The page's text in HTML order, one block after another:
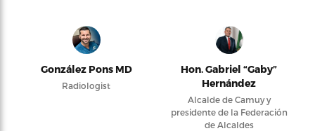
González Pons MD
Radiologist
Hon. Gabriel “Gaby”
Hernández
Alcalde de Camuy y
presidente de la Federación
de Alcaldes